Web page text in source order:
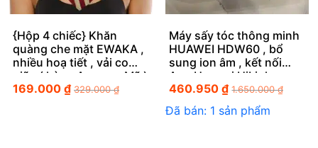
{Hộp 4 chiếc} Khăn
quàng che mặt EWAKA ,
nhiều hoạ tiết , vải co
giãn ( hàng Amazon Mỹ )
169.000 ₫ 329.000₫
Máy sấy tóc thông minh
HUAWEI HDW60 , bổ
sung ion âm , kết nối
App Huawei HiLink
460.950₫ 1.650.000₫
Đã bán: 1 sản phẩm